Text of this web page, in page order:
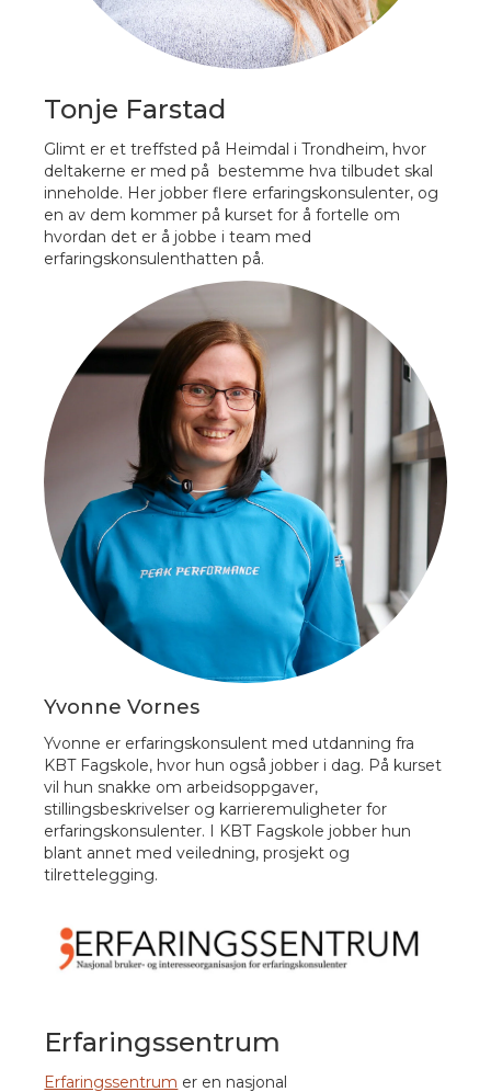
Tonje Farstad
Glimt er et treffsted på Heimdal i Trondheim, hvor
deltakerne er med på bestemme hva tilbudet skal
inneholde. Her jobber flere erfaringskonsulenter, og
en av dem kommer på kurset for å fortelle om
hvordan det er å jobbe i team med
erfaringskonsulenthatten på.
Yvonne Vornes
Yvonne er erfaringskonsulent med utdanning fra
KBT Fagskole, hvor hun også jobber i dag. På kurset
vil hun snakke om arbeidsoppgaver,
stillingsbeskrivelser og karrieremuligheter for
erfaringskonsulenter. I KBT Fagskole jobber hun
blant annet med veiledning, prosjekt og
tilrettelegging.
Erfaringssentrum
Erfaringssentrum er en nasjonal